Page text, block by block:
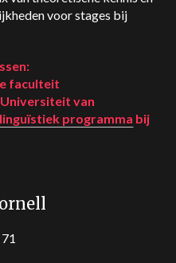
voor stages bij
faculteit
van
programma bij
71